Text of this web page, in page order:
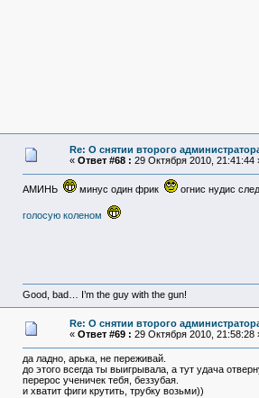
Re: О снятии второго
« Ответ #68 : 29 Октября 2010, 21:41:44
АМИНЬ минус один фрик огнис нудис
голосую коленом
Good, bad… I’m the guy with the gun!
Re: О снятии второго
« Ответ #69 : 29 Октября 2010, 21:58:28
да ладно, арька, не переживай.
до этого всегда ты выигрывала, а тут удача
перерос ученичек тебя, беззубая.
и хватит фиги крутить, трубку возьми))